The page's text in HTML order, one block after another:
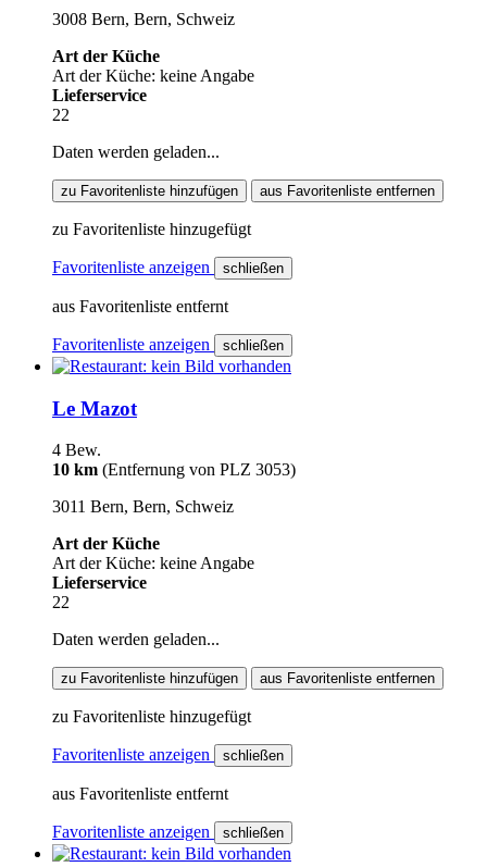
3008 Bern, Bern, Schweiz
Art der Küche
Art der Küche: keine Angabe
Lieferservice
22
Daten werden geladen...
zu Favoritenliste hinzufügen aus Favoritenliste entfernen
zu Favoritenliste hinzugefügt
Favoritenliste anzeigen schließen
aus Favoritenliste entfernt
Favoritenliste anzeigen schließen
Le Mazot
4 Bew.
10 km (Entfernung von PLZ 3053)
3011 Bern, Bern, Schweiz
Art der Küche
Art der Küche: keine Angabe
Lieferservice
22
Daten werden geladen...
zu Favoritenliste hinzufügen aus Favoritenliste entfernen
zu Favoritenliste hinzugefügt
Favoritenliste anzeigen schließen
aus Favoritenliste entfernt
Favoritenliste anzeigen schließen